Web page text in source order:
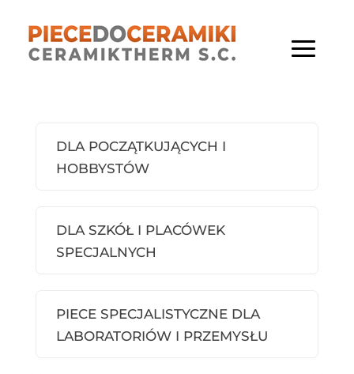
DLA POCZĄTKUJĄCYCH I
HOBBYSTÓW
DLA SZKÓŁ I PLACÓWEK
SPECJALNYCH
PIECE SPECJALISTYCZNE DLA
LABORATORIÓW I PRZEMYSŁU